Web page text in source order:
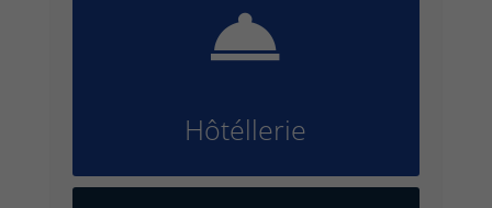

Hôtéllerie